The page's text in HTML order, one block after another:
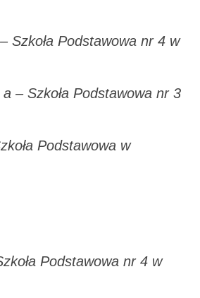
Szkoła Podstawowa nr 4 w
– Szkoła Podstawowa nr 3
Podstawowa w
Podstawowa nr 4 w